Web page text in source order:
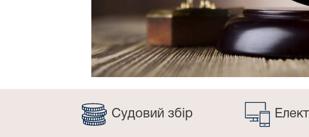
Судовий збір